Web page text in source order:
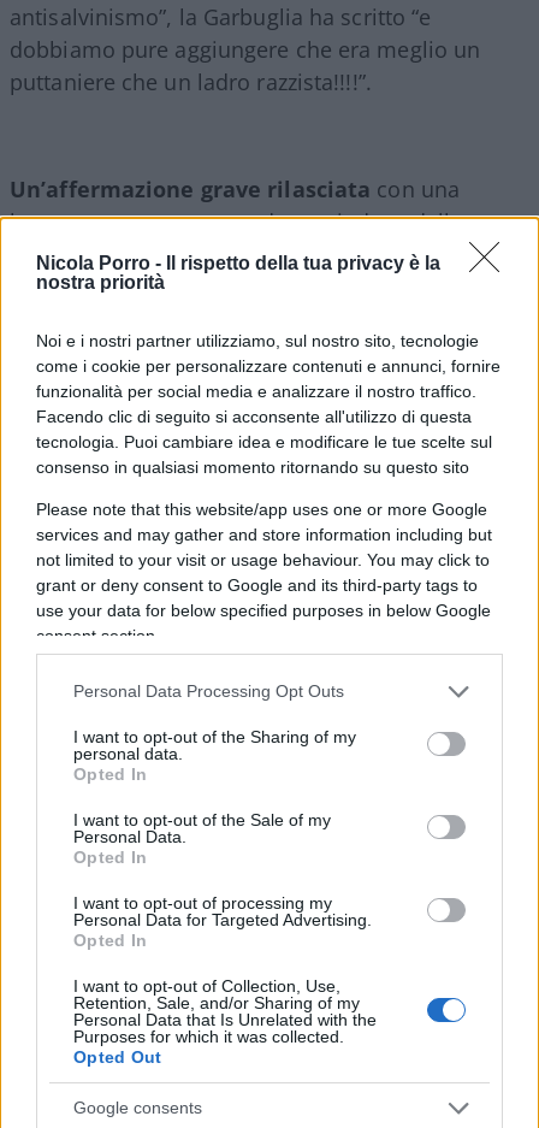
Nicola Porro -
Il rispetto della tua privacy è la
nostra priorità
Noi e i nostri partner utilizziamo, sul nostro sito, tecnologie
come i cookie per personalizzare contenuti e annunci, fornire
funzionalità per social media e analizzare il nostro traffico.
Facendo clic di seguito si acconsente all'utilizzo di questa
tecnologia. Puoi cambiare idea e modificare le tue scelte sul
consenso in qualsiasi momento ritornando su questo sito
Please note that this website/app uses one or more Google
services and may gather and store information including but
not limited to your visit or usage behaviour. You may click to
grant or deny consent to Google and its third-party tags to
use your data for below specified purposes in below Google
consent section.
Personal Data Processing Opt Outs
I want to opt-out of the Sharing of my
personal data.
Opted In
I want to opt-out of the Sale of my
Personal Data.
Opted In
I want to opt-out of processing my
Personal Data for Targeted Advertising.
Opted In
I want to opt-out of Collection, Use,
Retention, Sale, and/or Sharing of my
Personal Data that Is Unrelated with the
Purposes for which it was collected.
Opted Out
Google consents
antisalvinismo”, la Garbuglia ha scritto “e
dobbiamo pure aggiungere che era meglio un
puttaniere che un ladro razzista!!!!”.
Un’affermazione grave rilasciata con una
leggerezza sconcertante da un sindaco della
Repubblica italiana che non solo si riferisce a due
leader politici (cosa già di per sé grave,
clima di odio) ma ad altri rappresentanti delle
istituzioni come Berlusconi (europarlamentare) e
Salvini (Ministro dell’Interno).
commento del sindaco di San Mauro Pascoli a
una caduta di stile o a una leggerezza, in realtà
nasconde il senso di impunità che una certa area
politica sente di avere nella (ormai non più tanto)
rossa Romagna. Una classe dirigente che ha
governato ininterrottamente per cinquant’anni e
del territorio spesso dimenticando il rispetto
dell’avversario politico che viene considerato un
nemicoe perciò demonizzato.
#SINISTRA
Precedente
Leggi i commenti